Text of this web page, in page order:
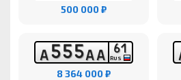
500 000 ₽
А555АА 61
RUS
8 364 000 ₽